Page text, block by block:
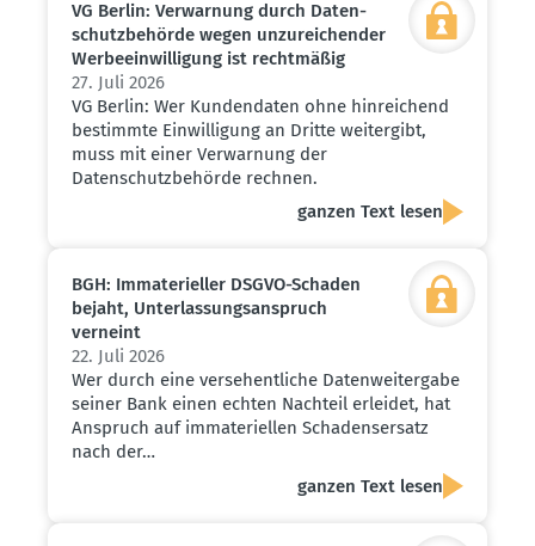
VG Berlin: Verwarnung durch Daten­
schutz­be­hörde wegen unzurei­chender
Werbe­ein­wil­ligung ist recht­mäßig
27. Juli 2026
VG Berlin: Wer Kundendaten ohne hinreichend
bestimmte Einwilligung an Dritte weitergibt,
muss mit einer Verwarnung der
Datenschutzbehörde rechnen.
ganzen Text lesen
BGH: Immate­ri­eller DSGVO-Schaden
bejaht, Unter­las­sungs­an­spruch
verneint
22. Juli 2026
Wer durch eine versehentliche Datenweitergabe
seiner Bank einen echten Nachteil erleidet, hat
Anspruch auf immateriellen Schadensersatz
nach der…
ganzen Text lesen